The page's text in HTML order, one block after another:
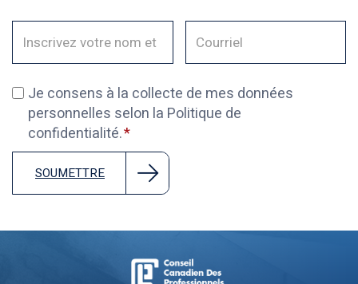
Je consens à la collecte de mes données
personnelles selon la Politique de
confidentialité.
SOUMETTRE